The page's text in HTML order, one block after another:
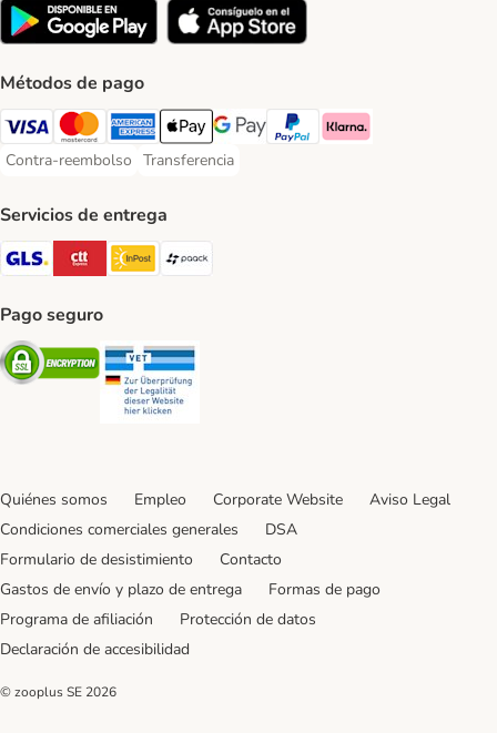
Métodos de pago
Visa Payment Method
Mastercard Payment Method
American Express Payment Method
Apple Pay Payment Method
Google Pay Payment Method
PayPal Payment Method
Klarna Payment Method
Contra-reembolso
Contra-reembolso Payment Method
Transferencia
Transferencia Payment Method
Servicios de entrega
GLS Shipping Method
CTTExpress Shipping Method
InPost Shipping Method
paack Shipping Method
Pago seguro
Security
Quiénes somos Empleo Corporate Website
Aviso Legal
Condiciones comerciales generales
DSA
Formulario de desistimiento
Contacto
Gastos de envío y plazo de entrega
Formas de pago
Programa de afiliación
Protección de datos
Declaración de accesibilidad
© zooplus SE 2026